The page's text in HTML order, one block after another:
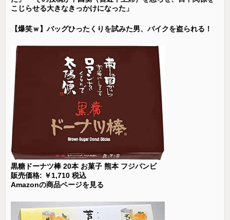
こじらせる大きなきっかけになった」
【爆笑ｗ】バッグひったくりを試みた男、バイクを盗られる！
黒糖ドーナツ棒 20本 お菓子 熊本 フジバンビ
販売価格: ￥1,710 税込
Amazonの商品ページを見る